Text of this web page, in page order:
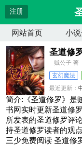
注册
网站首页 小
圣道修
贼公子 著
玄幻魔法
最近更新：
更新时间：
简介:《圣道修罗》是
书网实时更新圣道修
所发表的圣道修罗评
持圣道修罗读者的观
三少免费阅读 圣道修